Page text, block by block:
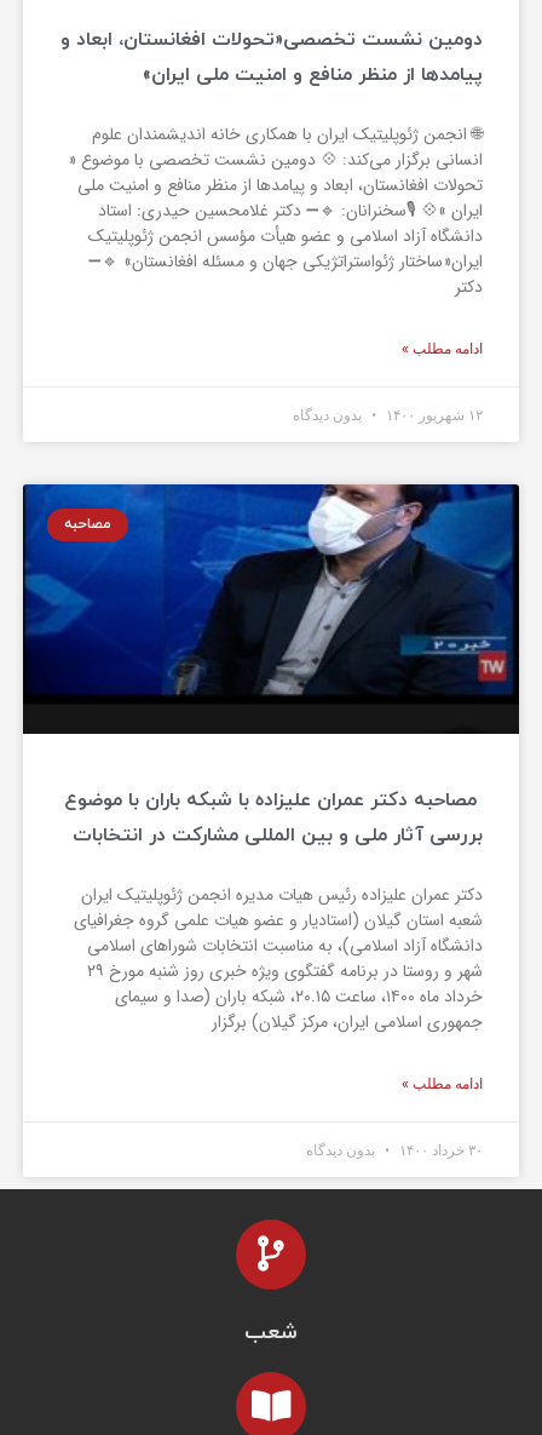
دومین نشست تخصصی«تحولات افغانستان، ابعاد و
پیامدها از منظر منافع و امنیت ملی ایران»
🌐 انجمن ژئوپلیتیک ایران با همکاری خانه اندیشمندان علوم
انسانی برگزار می‌کند: 💠 دومین نشست تخصصی با موضوع «
تحولات افغانستان، ابعاد و پیامدها از منظر منافع و امنیت ملی
ایران »💠 🎙️سخنرانان: 🔹➖ دکتر غلامحسین حیدری: استاد
دانشگاه آزاد اسلامی و عضو هیأت مؤسس انجمن ژئوپلیتیک
ایران«ساختار ژئواستراتژیکی جهان و مسئله افغانستان» 🔹➖
دکتر
ادامه مطلب »
۱۲ شهریور ۱۴۰۰ بدون دیدگاه
مصاحبه
مصاحبه دکتر عمران علیزاده با شبکه باران با موضوع
بررسی آثار ملی و بین المللی مشارکت در انتخابات
دکتر عمران علیزاده رئیس هیات مدیره انجمن ژئوپلیتیک ایران
شعبه استان گیلان (استادیار و عضو هیات علمی گروه جغرافیای
دانشگاه آزاد اسلامی)، به مناسبت انتخابات شوراهای اسلامی
شهر و روستا در برنامه گفتگوی ویژه خبری روز شنبه مورخ ۲۹
خرداد ماه ۱۴۰۰، ساعت ۲۰.۱۵، شبکه باران (صدا و سیمای
جمهوری اسلامی ایران، مرکز گیلان) برگزار
ادامه مطلب »
۳۰ خرداد ۱۴۰۰ بدون دیدگاه
شعب